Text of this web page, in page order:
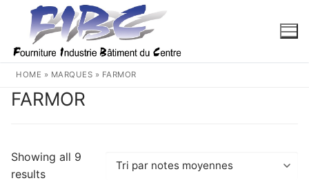
contenu
HOME » MARQUES » FARMOR
FARMOR
Showing all 9
results
Trié